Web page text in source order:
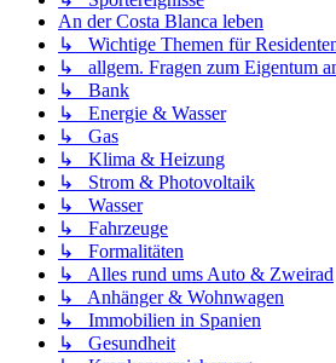
An der Costa Blanca leben
↳ Wichtige Themen für
↳ allgem. Fragen zum Eigentum
↳ Bank
↳ Energie & Wasser
↳ Gas
↳ Klima & Heizung
↳ Strom & Photovoltaik
↳ Wasser
↳ Fahrzeuge
↳ Formalitäten
↳ Alles rund ums Auto & Zweirad
↳ Anhänger & Wohnwagen
↳ Immobilien in Spanien
↳ Gesundheit